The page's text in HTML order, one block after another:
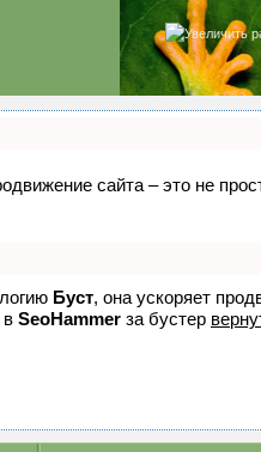
сайта – это не
Буст, она ускоряет
в SeoHammer за бустер